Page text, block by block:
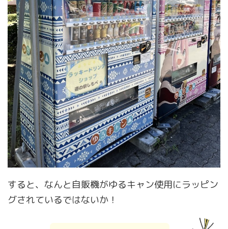
すると、なんと自販機がゆるキャン使用にラッピン
グされているではないか！